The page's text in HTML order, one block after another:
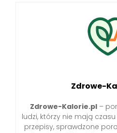
Zdrowe-
Zdrowe-Kalorie.pl –
ludzi, którzy nie mają
przepisy, sprawdzone